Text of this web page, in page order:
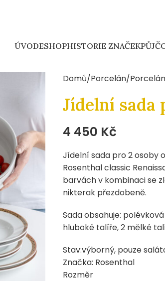
ÚVODESHOPHISTORIE ZNAČEK
Domů Porcelán
Jídelní sada
4 450 Kč
Jídelní sada pro 2 osoby
Rosenthal classic
barvách v kombinaci se
nikterak přezdobeně.
Sada obsahuje:
hluboké talíře, 2 mělké
Stav:výborný, pouze
Značka: Rosenthal
Rozměr